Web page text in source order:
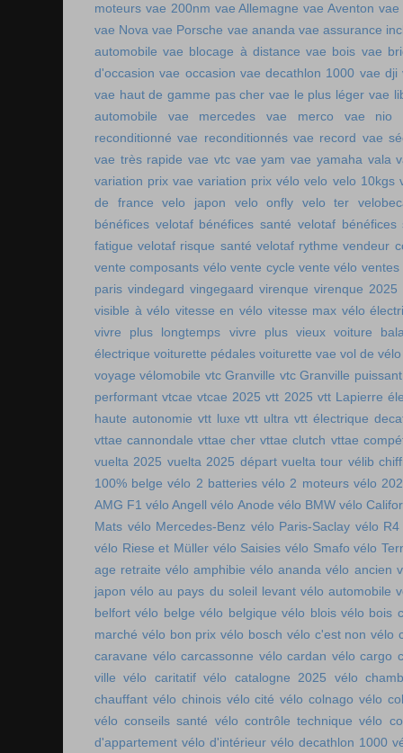
moteurs vae 200nm vae Allemagne vae Aventon vae
vae Nova vae Porsche vae ananda vae assurance
automobile vae blocage à distance vae bois vae
d'occasion vae occasion vae decathlon 1000 vae dji
vae haut de gamme pas cher vae le plus léger vae
automobile
vae mercedes vae merco
vae nio
reconditionné vae reconditionnés vae record vae
vae très rapide vae vtc vae yam vae yamaha vala
variation prix vae variation prix vélo velo velo 10kgs
de france
velo japon velo onfly velo ter
bénéfices velotaf bénéfices santé velotaf
fatigue velotaf risque santé velotaf rythme vendeur
vente composants vélo vente cycle vente vélo ventes
paris vindegard vingegaard virenque virenque 2025
visible à vélo vitesse en vélo vitesse max vélo
vivre plus longtemps
vivre plus vieux voiture
électrique voiturette pédales voiturette vae vol de
voyage vélomobile vtc Granville vtc Granville puissant
performant vtcae vtcae 2025 vtt 2025 vtt Lapierre
haute autonomie vtt luxe vtt ultra vtt électrique
vttae cannondale vttae cher vttae clutch vttae
vuelta 2025 vuelta 2025 départ vuelta tour vélib
100% belge vélo 2 batteries vélo 2 moteurs vélo
AMG F1 vélo Angell vélo Anode vélo BMW vélo
Mats vélo Mercedes-Benz vélo Paris-Saclay vélo R4
vélo Riese et Müller vélo Saisies vélo Smafo vélo
age retraite vélo amphibie vélo ananda vélo ancien
japon vélo au pays du soleil levant vélo automobile
belfort vélo belge vélo belgique vélo blois vélo bois
marché vélo bon prix vélo bosch vélo c'est non vélo
caravane vélo carcassonne vélo cardan vélo cargo
ville vélo caritatif vélo catalogne 2025
vélo
chauffant vélo chinois vélo cité vélo colnago vélo
vélo conseils santé vélo contrôle technique vélo
d'appartement vélo d'intérieur vélo decathlon 1000